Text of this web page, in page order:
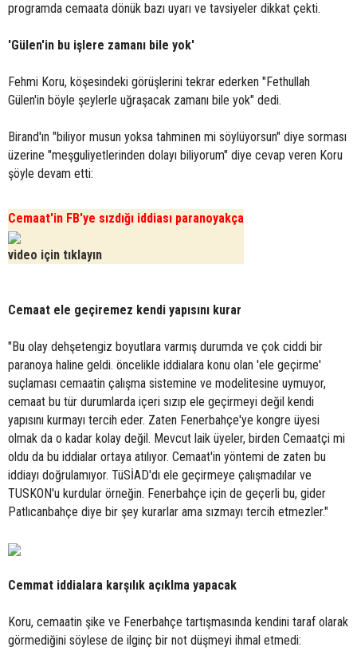
programda cemaata dönük bazı uyarı ve tavsiyeler dikkat çekti.
'Gülen'in bu işlere zamanı bile yok'
Fehmi Koru, köşesindeki görüşlerini tekrar ederken "Fethullah
Gülen'in böyle şeylerle uğraşacak zamanı bile yok" dedi.
Birand'ın "biliyor musun yoksa tahminen mi söylüyorsun" diye sorması
üzerine "meşguliyetlerinden dolayı biliyorum" diye cevap veren Koru
şöyle devam etti:
Cemaat'in FB'ye sızdığı iddiası paranoyakça
video için tıklayın
Cemaat ele geçiremez kendi yapısını kurar
"Bu olay dehşetengiz boyutlara varmış durumda ve çok ciddi bir
paranoya haline geldi. öncelikle iddialara konu olan 'ele geçirme'
suçlaması cemaatin çalışma sistemine ve modelitesine uymuyor,
cemaat bu tür durumlarda içeri sızıp ele geçirmeyi değil kendi
yapısını kurmayı tercih eder. Zaten Fenerbahçe'ye kongre üyesi
olmak da o kadar kolay değil. Mevcut laik üyeler, birden Cemaatçi mi
oldu da bu iddialar ortaya atılıyor. Cemaat'in yöntemi de zaten bu
iddiayı doğrulamıyor. TüSİAD'dı ele geçirmeye çalışmadılar ve
TUSKON'u kurdular örneğin. Fenerbahçe için de geçerli bu, gider
Patlıcanbahçe diye bir şey kurarlar ama sızmayı tercih etmezler."
Cemmat iddialara karşılık açıklma yapacak
Koru, cemaatin şike ve Fenerbahçe tartışmasında kendini taraf olarak
görmediğini söylese de ilginç bir not düşmeyi ihmal etmedi: